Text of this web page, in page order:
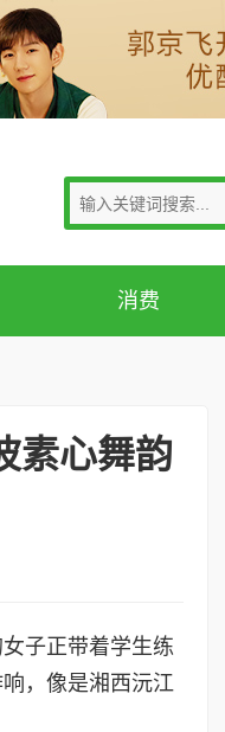
消费
素心舞韵
子正带着学生练
，像是湘西沅江